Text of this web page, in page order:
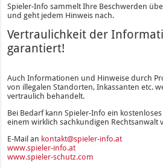
Spieler-Info sammelt Ihre Beschwerden
und geht jedem Hinweis nach.
Vertraulichkeit der
garantiert!
Auch Informationen und Hinweise durch
von illegalen Standorten, Inkassanten etc.
vertraulich behandelt.
Bei Bedarf kann Spieler-Info ein
einem wirklich sachkundigen Rechtsanwalt
E-Mail an kontakt@spieler-info.at
www.spieler-info.at
www.spieler-schutz.com